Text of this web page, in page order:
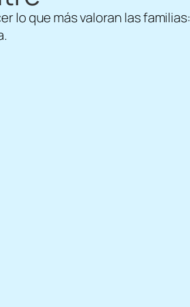
lo que más valoran las familias: